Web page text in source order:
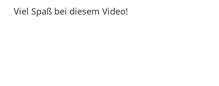
Viel Spaß bei diesem Video!